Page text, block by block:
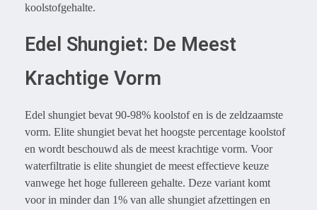
koolstofgehalte.
Edel Shungiet: De Meest
Krachtige Vorm
Edel shungiet bevat 90-98% koolstof en is de zeldzaamste
vorm. Elite shungiet bevat het hoogste percentage koolstof
en wordt beschouwd als de meest krachtige vorm. Voor
waterfiltratie is elite shungiet de meest effectieve keuze
vanwege het hoge fullereen gehalte. Deze variant komt
voor in minder dan 1% van alle shungiet afzettingen en